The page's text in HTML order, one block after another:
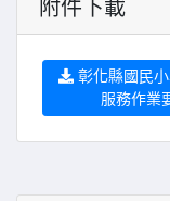
附件下載
彰化縣國民
服務作業